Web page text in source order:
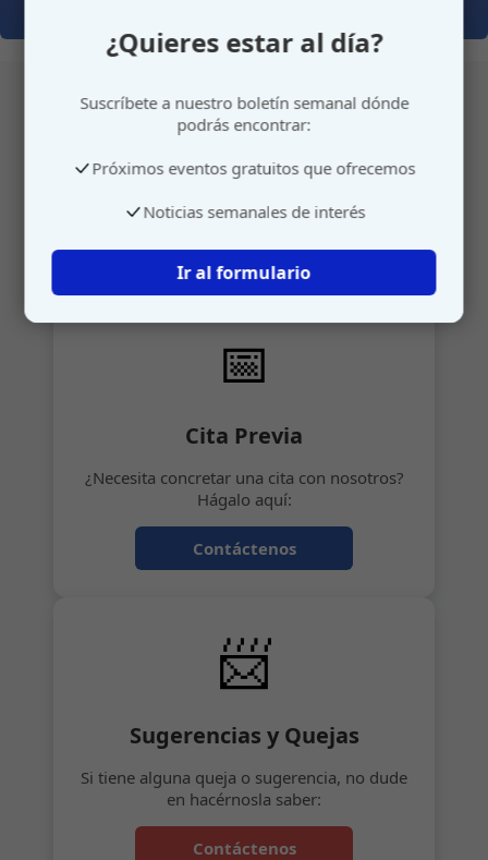
Atención personalizada
Gestione su cita o envíenos sus sugerencias de
📅
Cita Previa
¿Necesita concretar una cita con nosotros?
Hágalo aquí:
Contáctenos
📨
Sugerencias y Quejas
Si tiene alguna queja o sugerencia, no dude
en hacérnosla saber:
Contáctenos
¿Quieres estar al día?
Suscríbete a nuestro boletín semanal dónde
podrás encontrar:
Próximos eventos gratuitos que ofrecemos
Noticias semanales de interés
Ir al formulario